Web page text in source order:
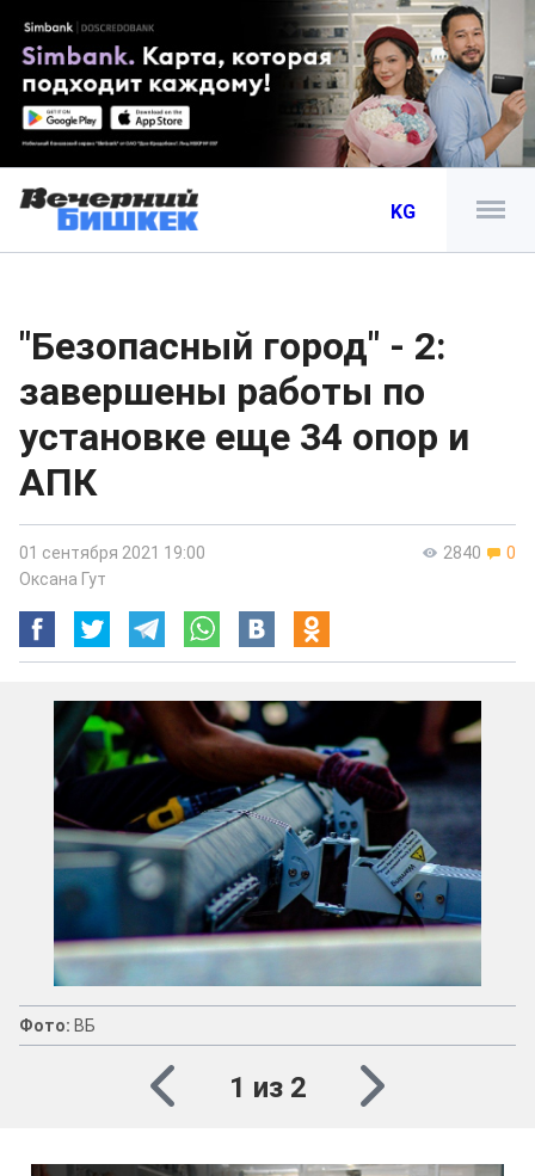
KG
"Безопасный город" - 2:
завершены работы по
установке еще 34 опор и
АПК
2840 0
01 сентября 2021 19:00
Оксана Гут
Фото: ВБ
1 из 2